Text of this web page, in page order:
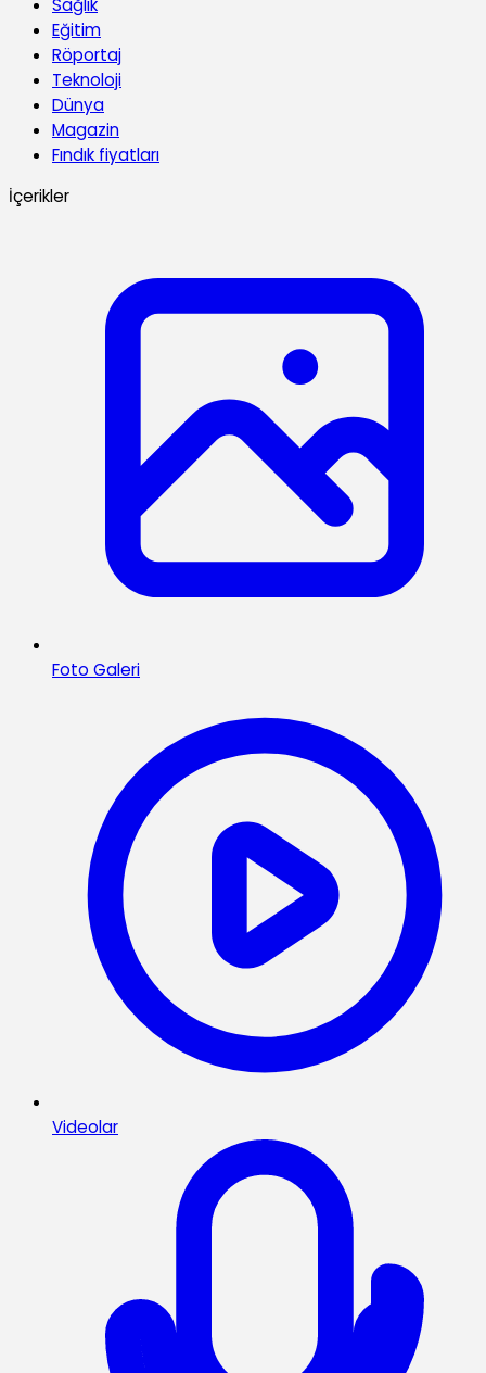
Eğitim
Röportaj
Teknoloji
Dünya
Magazin
Fındık fiyatları
İçerikler
Foto Galeri
Videolar